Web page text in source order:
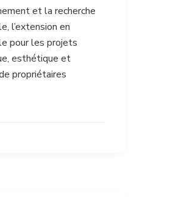
et la recherche
l’extension en
pour les projets
esthétique et
propriétaires